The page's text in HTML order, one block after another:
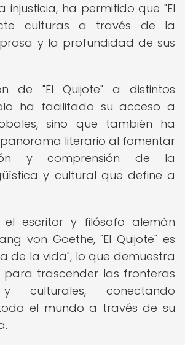
injusticia, ha permitido que "El
culturas a través de la
y la profundidad de sus
de "El Quijote" a distintos
ha facilitado su acceso a
sino que también ha
literario al fomentar
y comprensión de la
y cultural que define a
escritor y filósofo alemán
von Goethe, "El Quijote" es
de la vida", lo que demuestra
trascender las fronteras
culturales, conectando
el mundo a través de su